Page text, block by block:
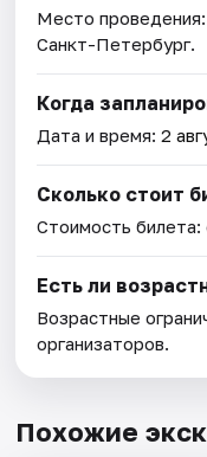
Место
Санкт-Петербург.
Когда
Дата и время:2
Сколько стоит
Стоимость билета:
Есть ли
Возрастные
организаторов.
Похожие